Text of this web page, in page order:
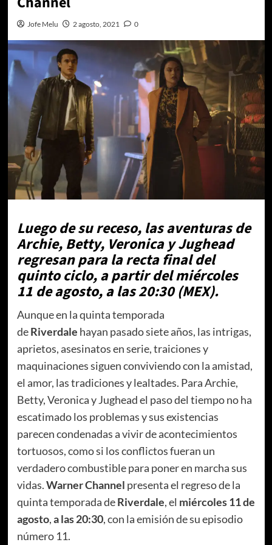
Jofe Melu 2 agosto, 2021 0
Luego de su receso, las aventuras de
Archie, Betty, Veronica y Jughead
regresan para la recta final del
quinto ciclo, a partir del miércoles
11 de agosto, a las 20:30 (MEX).
Aunque en la quinta temporada
deRiverdale hayan pasado siete años, las intrigas,
aprietos, asesinatos en serie, traiciones y
maquinaciones siguen conviviendo con la amistad,
el amor, las tradiciones y lealtades. Para Archie,
Betty, Veronica y Jughead el paso del tiempo no ha
escatimado los problemas y sus existencias
parecen condenadas a vivir de acontecimientos
tortuosos, como si los conflictos fueran un
verdadero combustible para poner en marcha sus
vidas.Warner Channel presenta el regreso de la
quinta temporada deRiverdale, el miércoles 11 de
agosto,a las 20:30, con la emisión de su episodio
número 11.